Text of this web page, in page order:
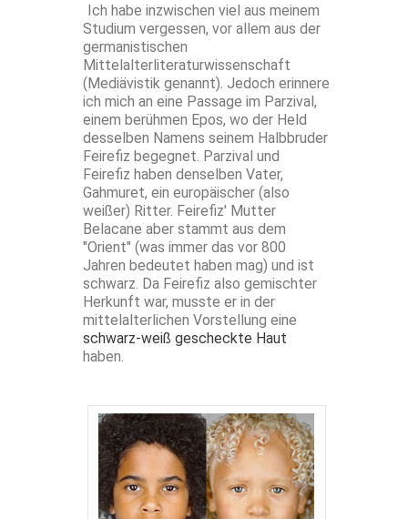
Ich habe inzwischen viel aus meinem
Studium vergessen, vor allem aus der
germanistischen
Mittelalterliteraturwissenschaft
(Mediävistik genannt). Jedoch erinnere
ich mich an eine Passage im Parzival,
einem berühmen Epos, wo der Held
desselben Namens seinem Halbbruder
Feirefiz begegnet. Parzival und
Feirefiz haben denselben Vater,
Gahmuret, ein europäischer (also
weißer) Ritter. Feirefiz' Mutter
Belacane aber stammt aus dem
"Orient" (was immer das vor 800
Jahren bedeutet haben mag) und ist
schwarz. Da Feirefiz also gemischter
Herkunft war, musste er in der
mittelalterlichen Vorstellung eine
schwarz-weiß gescheckte Haut
haben.